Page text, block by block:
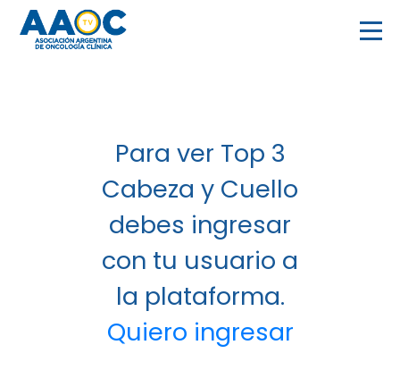
Para ver Top 3
Cabeza y Cuello
debes ingresar
con tu usuario a
la plataforma.
Quiero ingresar